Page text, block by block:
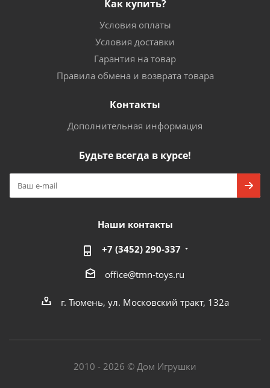
Как купить?
Условия оплаты
Условия доставки
Гарантия на товар
Правила обмена и возврата товара
Контакты
Дополнительная информация
Будьте всегда в курсе!
Наши контакты
+7 (3452) 290-337
office@tmn-toys.ru
г. Тюмень, ул. Московский тракт, 132а
2010 - 2026 © Дом Игрушки